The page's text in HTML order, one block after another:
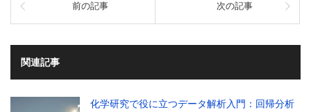
前の記事 次の記事
関連記事
化学研究で役に立つデータ解析入門：回帰分析